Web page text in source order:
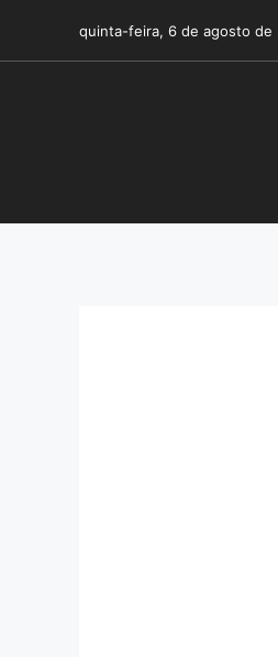
o
quinta-feira, 6 de agosto de